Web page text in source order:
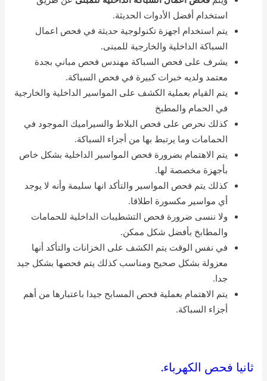
استخدام أفضل الأدوات الحديثة.
يتم استخدام اجهزة تكنولوجية حديثة في فحص اعمال
السباكة الداخلية والخارجية للمبنى.
يشرف على فحص السباكة مهندس فحص مباني بجدة
معتمد ولديه خبرات كبيرة في فحص السباكة.
يتم القيام بعملية الكشف على المواسير الداخلية والخارجية
في الحمام والمطبخ
كذلك نحرص على فحص البلاط والسيراميك الموجود في
الحمامات وما يرتبط بها من أجزاء السباكة.
يتم الاهتمام بضرورة فحص المواسير الداخلية بشكل خاص
بأجهزة مخصصة لها.
كذلك يتم فحص المواسير والتأكد انها سليمة وأنه لا يوجد
أي مواسير مكسورة اطلاقا.
ولا ننسى ضرورة فحص التشطيبات الداخلية للحمامات
والمطابخ بأفضل شكل ممكن.
في نفس الوقت يتم الكشف على الخزانات والتأكد أنها
معزولة بشكل صحيح ومناسب كذلك يتم فحصها بشكل جيد
جدا.
يتم الاهتمام بعملية فحص المسابح جيدا باعتبارها من أهم
أجزاء السباكة.
ثانيا فحص الكهرباء.